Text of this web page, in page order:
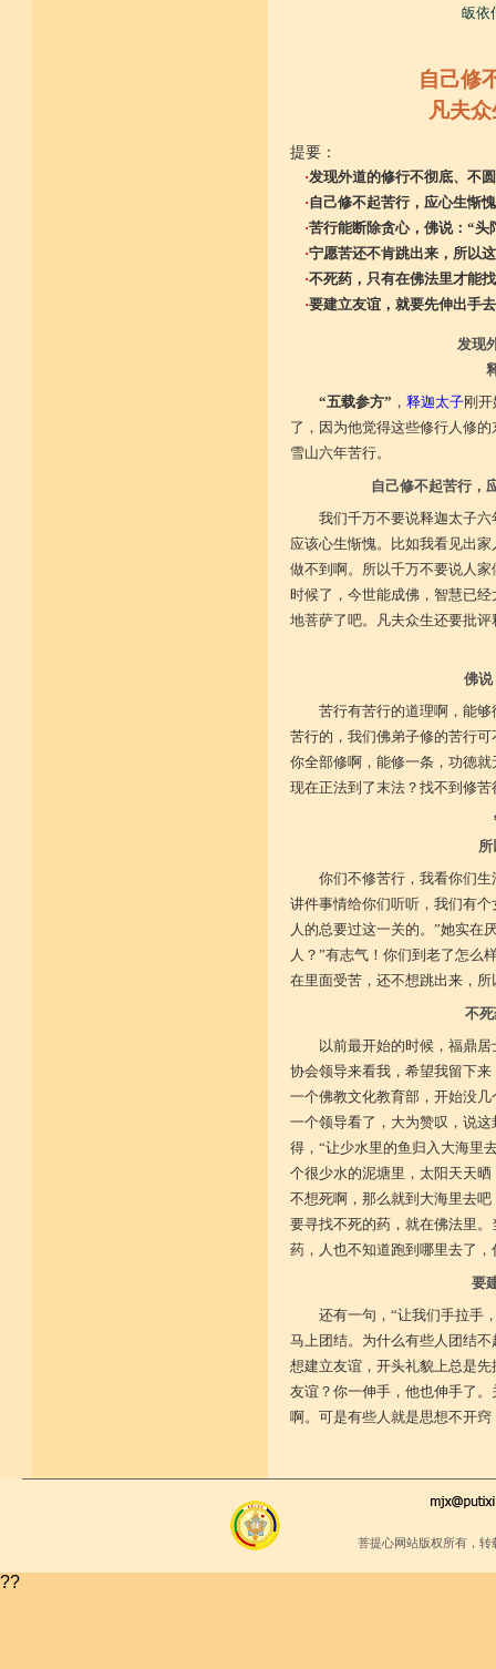
皈依
自己修
凡夫
提要：
·发现外道的修行不彻底、不
·自己修不起苦行，应心生惭
·苦行能断除贪心，佛说：“头
·宁愿苦还不肯跳出来，所以
·不死药，只有在佛法里才能
·要建立友谊，就要先伸出手去
发现
“五载参方” ， 释迦太子刚开
了，因为他觉得这些修行人修
雪山六年苦行。
自己修不起苦行，
我们千万不要说释迦太子
应该心生惭愧。比如我看见出
做不到啊。所以千万不要说人
时候了，今世能成佛，智慧已
地菩萨了吧。凡夫众生还要批评
佛说
苦行有苦行的道理啊，能
苦行的，我们佛弟子修的苦行
你全部修啊，能修一条，功德
现在正法到了末法？找不到修苦
你们不修苦行，我看你们
讲件事情给你们听听，我们有
人的总要过这一关的。”她实在
人？”有志气！你们到老了怎么
在里面受苦，还不想跳出来，所
不
以前最开始的时候，福鼎
协会领导来看我，希望我留下
一个佛教文化教育部，开始没
一个领导看了，大为赞叹，说
得，“让少水里的鱼归入大海里
个很少水的泥塘里，太阳天天
不想死啊，那么就到大海里去
要寻找不死的药，就在佛法里
药，人也不知道跑到哪里去了
要
还有一句，“让我们手拉手
马上团结。为什么有些人团结
想建立友谊，开头礼貌上总是
友谊？你一伸手，他也伸手了
啊。可是有些人就是思想不开
菩提心网站版权所有，
??